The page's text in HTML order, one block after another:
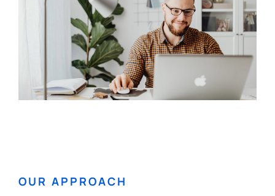
OUR APPROACH